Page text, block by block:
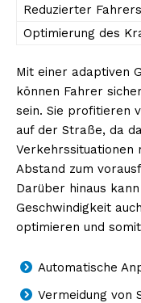
Reduzierter
Optimierung des
Mit einer adaptiven
können Fahrer
sein. Sie profitieren
auf der Straße, da
Verkehrssituationen
Abstand zum
Darüber hinaus
Geschwindigkeit
optimieren und
Automatische
Vermeidung von